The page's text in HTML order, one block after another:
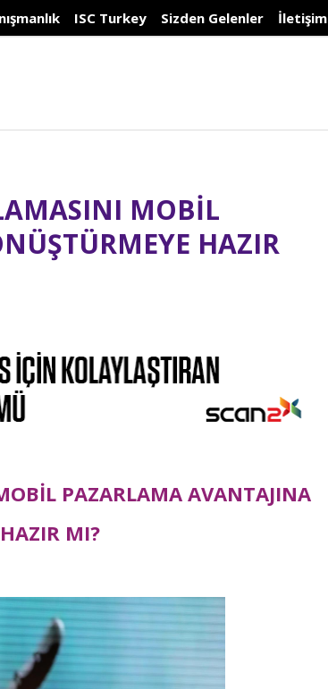
ISC Turkey Sizden Gelenler İletişim
MOBİL
HAZIR
PAZARLAMA AVANTAJINA
MI?